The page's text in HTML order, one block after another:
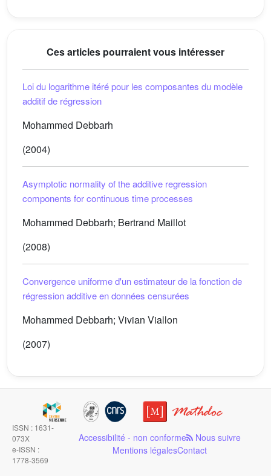
Ces articles pourraient vous intéresser
Loi du logarithme itéré pour les composantes du modèle
additif de régression
Mohammed Debbarh
(2004)
Asymptotic normality of the additive regression
components for continuous time processes
Mohammed Debbarh; Bertrand Maillot
(2008)
Convergence uniforme d'un estimateur de la fonction de
régression additive en données censurées
Mohammed Debbarh; Vivian Viallon
(2007)
ISSN : 1631-
073X
e-ISSN :
1778-3569
Accessibilité - non conforme Nous suivre
Mentions légalesContact